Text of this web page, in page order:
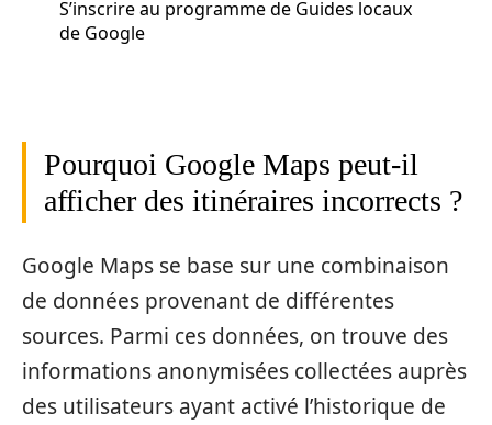
S’inscrire au programme de Guides locaux
de Google
Pourquoi Google Maps peut-il
afficher des itinéraires incorrects ?
Google Maps se base sur une combinaison
de données provenant de différentes
sources. Parmi ces données, on trouve des
informations anonymisées collectées auprès
des utilisateurs ayant activé l’historique de